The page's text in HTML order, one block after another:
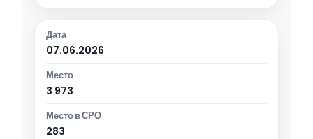
07.06.2026
3 973
283